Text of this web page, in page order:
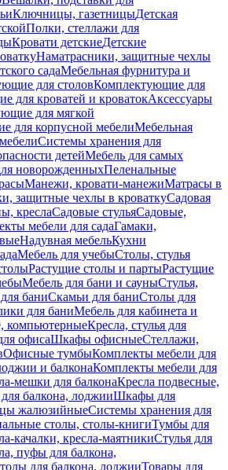
Ключницы, газетницыДетская
Полки, стеллажи для
Кровати детскиеДетские
Наматрасники, защитные чехлы
садаМебельная фурнитура и
для столовКомплектующие для
для кроватей и кроватокАксессуары
для мягкой
для корпусной мебелиМебельная
Системы хранения для
детейМебель для самых
новорожденныхПеленальные
Манежи, кровати-манежиМатрасы в
защитные чехлы в кроваткуСадовая
креслаСадовые стульяСадовые,
мебели для садаГамаки,
Надувная мебельКухни
Мебель для учебыСтолы, стулья
Растущие столы и партыРастущие
Мебель для бани и сауныСтулья,
баниСкамьи для баниСтолы для
для баниМебель для кабинета и
компьютерныеКресла, стулья для
офисаШкафы офисныеСтеллажи,
Офисные тумбыКомплекты мебели для
и балконаКомплекты мебели для
мешки для балконаКресла подвесные,
балкона, лоджииШкафы для
жалюзийныеСистемы хранения для
столы, столы-книгиТумбы для
качалки, кресла-маятникиСтулья для
пуфы для балкона,
для балкона, лоджииТовары для